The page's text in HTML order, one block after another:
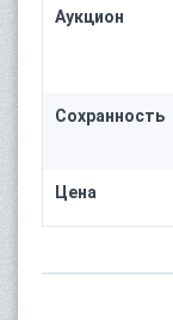
Аукцион
Сохранность
Цена